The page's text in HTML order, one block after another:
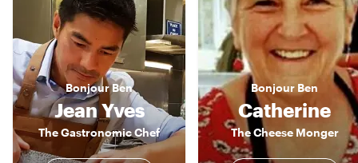
BonjourBen
Jean Yves
The Gastronomic Chef
Bonjour Ben
Catherine
The Cheese Monger